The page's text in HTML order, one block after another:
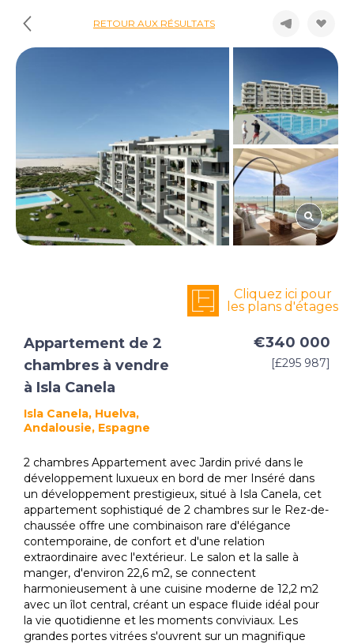
RETOUR AUX RÉSULTATS
Cliquez ici pour
les plans d'étages
Appartement de 2
chambres à vendre
à Isla Canela
Isla Canela, Huelva,
Andalousie, Espagne
€340 000
[£295 987]
2 chambres Appartement avec Jardin privé dans le
développement luxueux en bord de mer Inséré dans
un développement prestigieux, situé à Isla Canela, cet
appartement sophistiqué de 2 chambres sur le Rez-de-
chaussée offre une combinaison rare d'élégance
contemporaine, de confort et d'une relation
extraordinaire avec l'extérieur. Le salon et la salle à
manger, d'environ 22,6 m2, se connectent
harmonieusement à une cuisine moderne de 12,2 m2
avec un îlot central, créant un espace fluide idéal pour
la vie quotidienne et les moments conviviaux. Les
grandes portes vitrées s'ouvrent sur un magnifique